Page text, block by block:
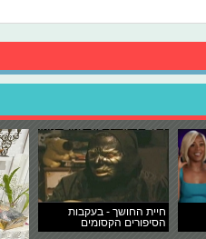
חיית החושך - בעקבות
הסיפורים הקסומים